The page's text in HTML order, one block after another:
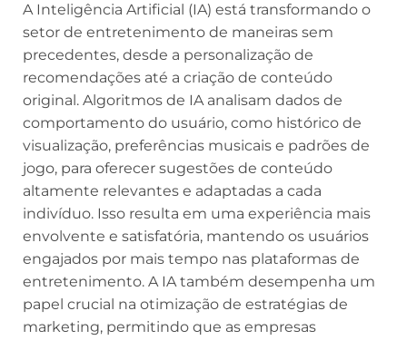
A Inteligência Artificial (IA) está transformando o
setor de entretenimento de maneiras sem
precedentes, desde a personalização de
recomendações até a criação de conteúdo
original. Algoritmos de IA analisam dados de
comportamento do usuário, como histórico de
visualização, preferências musicais e padrões de
jogo, para oferecer sugestões de conteúdo
altamente relevantes e adaptadas a cada
indivíduo. Isso resulta em uma experiência mais
envolvente e satisfatória, mantendo os usuários
engajados por mais tempo nas plataformas de
entretenimento. A IA também desempenha um
papel crucial na otimização de estratégias de
marketing, permitindo que as empresas